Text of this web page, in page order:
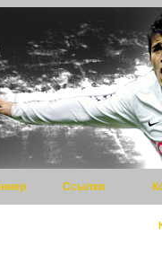
Ссылки